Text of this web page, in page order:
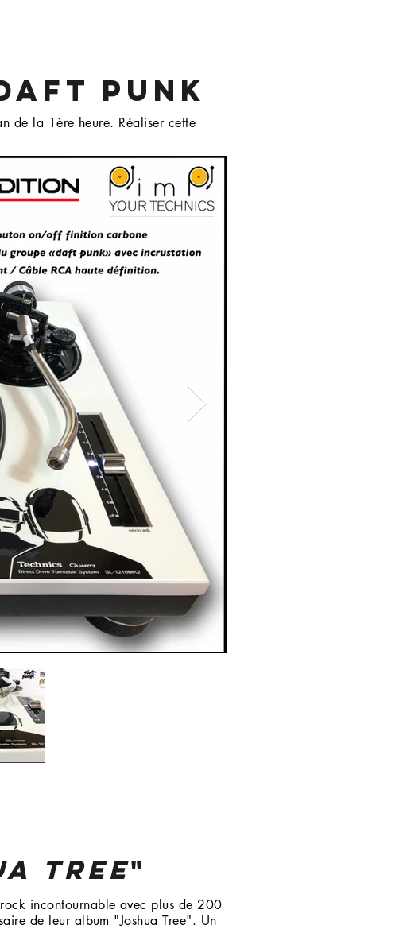
PUNK
de la 1ère heure. Réaliser cette
TREE"
incontournable avec plus de 200
de leur album "Joshua Tree". Un